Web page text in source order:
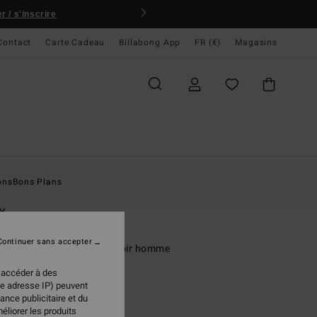
/ s'inscrire
Carte Cadeau Billabong App FR (€) Magasins
Bons Plans
De Surf Intégrales
de surf back zip Noir homme
€
à des
adresse IP) peuvent
publicitaire et du
les produits
sans accepter